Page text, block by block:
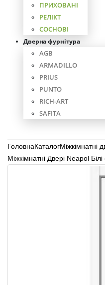
ПРИХОВАНІ
РЕЛІКТ
СОСНОВІ
Дверна фурнітура
AGB
ARMADILLO
PRIUS
PUNTO
RICH-ART
SAFITA
ГоловнаКаталогМіжкімнатні
Міжкімнатні Двері Neapol